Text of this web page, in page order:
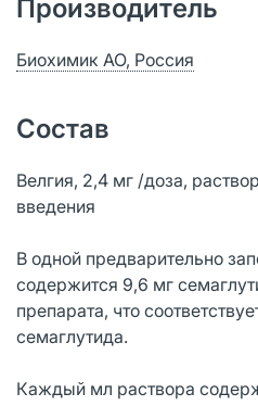
Производитель
Биохимик АО, Россия
Состав
Велгия, 2,4 мг /доза,
введения
В одной предварительно
содержится 9,6 мг
препарата, что
семаглутида.
Каждый мл раствора